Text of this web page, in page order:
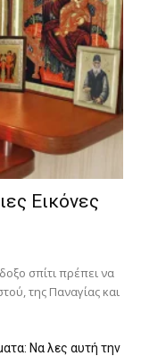
Εικόνες
σπίτι πρέπει να
της Παν­αγίας και
Να λες αυτή την